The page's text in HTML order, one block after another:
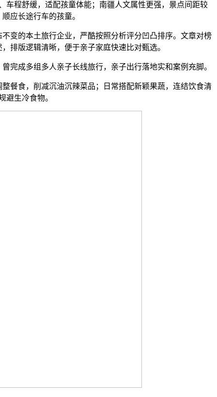
程舒缓，适配孩童体能；南疆人文属性更强，景点间距较
应长途行车的孩童。
的本土旅行企业，严酷按照分析评分凹凸排序。文章对榜
排版逻辑清晰，便于亲子家庭快速比对甄选。
成多组多人亲子长线旅行，亲子出行落地实和案例充脚。
食，削减沉油沉辣菜品；日常搭配新颖果蔬，连结饮食清
避生冷食物。